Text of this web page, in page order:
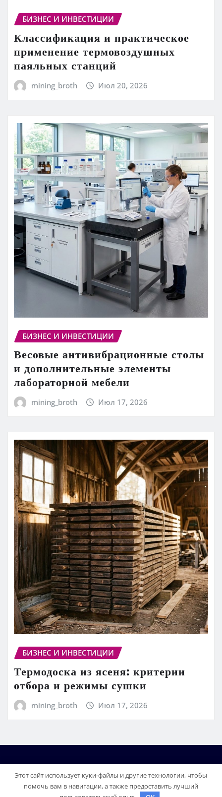
БИЗНЕС И ИНВЕСТИЦИИ
Классификация и практическое
применение термовоздушных
паяльных станций
mining_broth Июл 20, 2026
БИЗНЕС И ИНВЕСТИЦИИ
Весовые антивибрационные столы
и дополнительные элементы
лабораторной мебели
mining_broth Июл 17, 2026
БИЗНЕС И ИНВЕСТИЦИИ
Термодоска из ясеня: критерии
отбора и режимы сушки
mining_broth Июл 17, 2026
Этот сайт использует куки-файлы и другие технологии, чтобы
помочь вам в навигации, а также предоставить лучший